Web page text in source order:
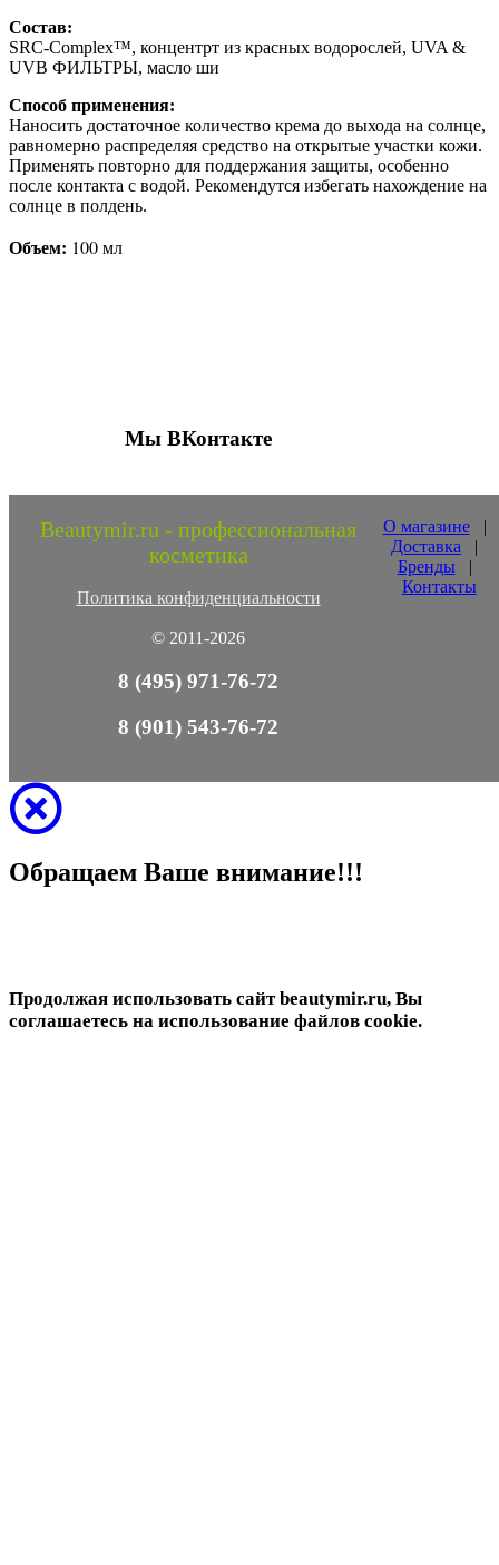
Состав:
SRC-Complex™, концентрт из красных водорослей, UVA &
UVB ФИЛЬТРЫ, масло ши
Способ применения:
Наносить достаточное количество крема до выхода на солнце,
равномерно распределяя средство на открытые участки кожи.
Применять повторно для поддержания защиты, особенно
после контакта с водой. Рекомендутся избегать нахождение на
солнце в полдень.
Объем: 100 мл
Мы ВКонтакте
Beautymir.ru - профессиональная
косметика
Политика конфиденциальности
© 2011-2026
О магазине|
Доставка |
Бренды |
Контакты
8 (495) 971-76-72
8 (901) 543-76-72
Обращаем Ваше внимание!!!
Продолжая использовать сайт beautymir.ru, Вы
соглашаетесь на использование файлов cookie.